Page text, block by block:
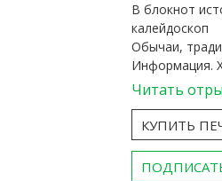
В блокнот
калейдоскоп
Обычаи,
Информация.
Читать
КУПИТЬ